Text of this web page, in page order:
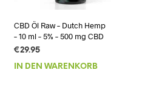
CBD Öl Raw – Dutch Hemp
– 10 ml – 5% – 500 mg CBD
€29.95
IN DEN WARENKORB